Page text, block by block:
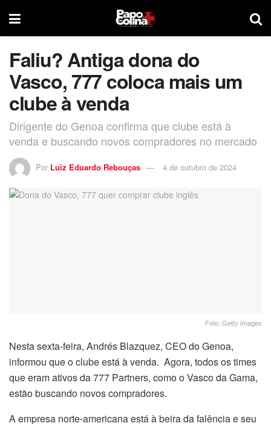
Faliu? Antiga dona do
Vasco, 777 coloca mais um
clube à venda
Dirigente do Genoa confirma que clube está à
venda e buscando novos compradores no mercado
Por Luiz Eduardo Rebouças 4 de outubro de 2024
Foto: Getty Images
Nesta sexta-feira, Andrés Blazquez, CEO do Genoa,
informou que o clube está à venda. Agora, todos os times
que eram ativos da 777 Partners, como o Vasco da Gama,
estão buscando novos compradores.
A empresa norte-americana está à beira da falência e seu